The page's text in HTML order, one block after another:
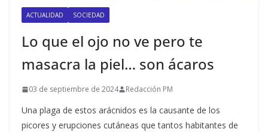
ACTUALIDAD SOCIEDAD
Lo que el ojo no ve pero te
masacra la piel… son ácaros
03 de septiembre de 2024 Redacción PM
Una plaga de estos arácnidos es la causante de los
picores y erupciones cutáneas que tantos habitantes de